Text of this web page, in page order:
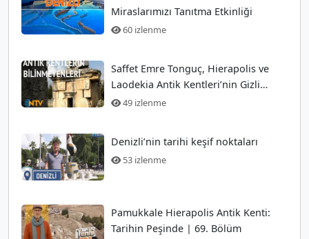
Miraslarımızı Tanıtma Etkinliği
60 izlenme
Saffet Emre Tonguç, Hierapolis ve
Laodekia Antik Kentleri’nin Gizli
Kalmış Yerlerini Tanıtıyor
49 izlenme
Denizli’nin tarihi keşif noktaları
53 izlenme
Pamukkale Hierapolis Antik Kenti:
Tarihin Peşinde | 69. Bölüm